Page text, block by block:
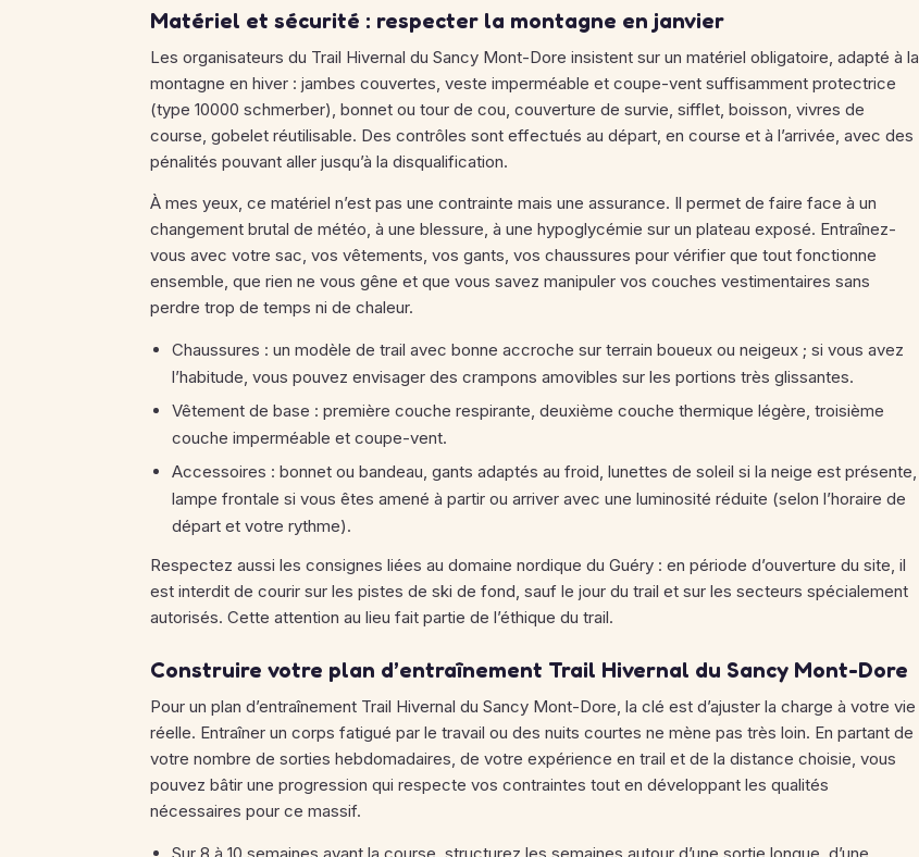
Matériel et sécurité : respecter la montagne en janvier
Les organisateurs du Trail Hivernal du Sancy Mont-Dore insistent sur un matériel obligatoire, adapté à la
montagne en hiver : jambes couvertes, veste imperméable et coupe-vent suffisamment protectrice
(type 10000 schmerber), bonnet ou tour de cou, couverture de survie, sifflet, boisson, vivres de
course, gobelet réutilisable. Des contrôles sont effectués au départ, en course et à l’arrivée, avec des
pénalités pouvant aller jusqu’à la disqualification.
À mes yeux, ce matériel n’est pas une contrainte mais une assurance. Il permet de faire face à un
changement brutal de météo, à une blessure, à une hypoglycémie sur un plateau exposé. Entraînez-
vous avec votre sac, vos vêtements, vos gants, vos chaussures pour vérifier que tout fonctionne
ensemble, que rien ne vous gêne et que vous savez manipuler vos couches vestimentaires sans
perdre trop de temps ni de chaleur.
Chaussures : un modèle de trail avec bonne accroche sur terrain boueux ou neigeux ; si vous avez
l’habitude, vous pouvez envisager des crampons amovibles sur les portions très glissantes.
Vêtement de base : première couche respirante, deuxième couche thermique légère, troisième
couche imperméable et coupe-vent.
Accessoires : bonnet ou bandeau, gants adaptés au froid, lunettes de soleil si la neige est présente,
lampe frontale si vous êtes amené à partir ou arriver avec une luminosité réduite (selon l’horaire de
départ et votre rythme).
Respectez aussi les consignes liées au domaine nordique du Guéry : en période d’ouverture du site, il
est interdit de courir sur les pistes de ski de fond, sauf le jour du trail et sur les secteurs spécialement
autorisés. Cette attention au lieu fait partie de l’éthique du trail.
Construire votre plan d’entraînement Trail Hivernal du Sancy Mont-Dore
Pour un plan d’entraînement Trail Hivernal du Sancy Mont-Dore, la clé est d’ajuster la charge à votre vie
réelle. Entraîner un corps fatigué par le travail ou des nuits courtes ne mène pas très loin. En partant de
votre nombre de sorties hebdomadaires, de votre expérience en trail et de la distance choisie, vous
pouvez bâtir une progression qui respecte vos contraintes tout en développant les qualités
nécessaires pour ce massif.